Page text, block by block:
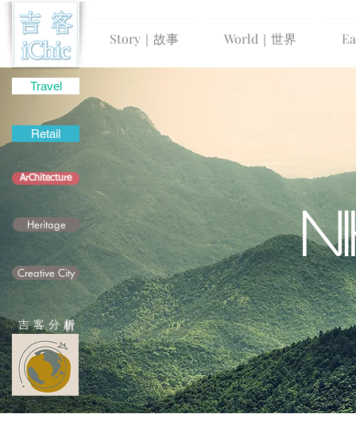
Story｜故事 World｜世界
吉 客 分析
Travel
ArChitecture
Retail
Heritage
Creative City